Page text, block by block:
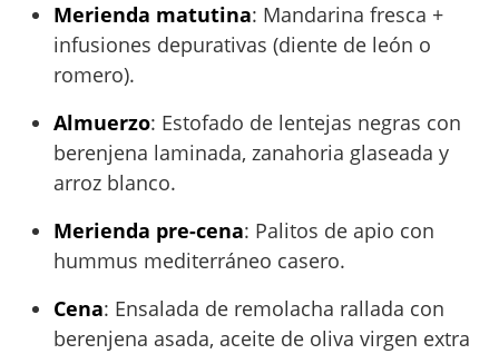
Merienda matutina: Mandarina fresca +
infusiones depurativas (diente de león o
romero).
Almuerzo: Estofado de lentejas negras con
berenjena laminada, zanahoria glaseada y
arroz blanco.
Merienda pre-cena: Palitos de apio con
hummus mediterráneo casero.
Cena: Ensalada de remolacha rallada con
berenjena asada, aceite de oliva virgen extra